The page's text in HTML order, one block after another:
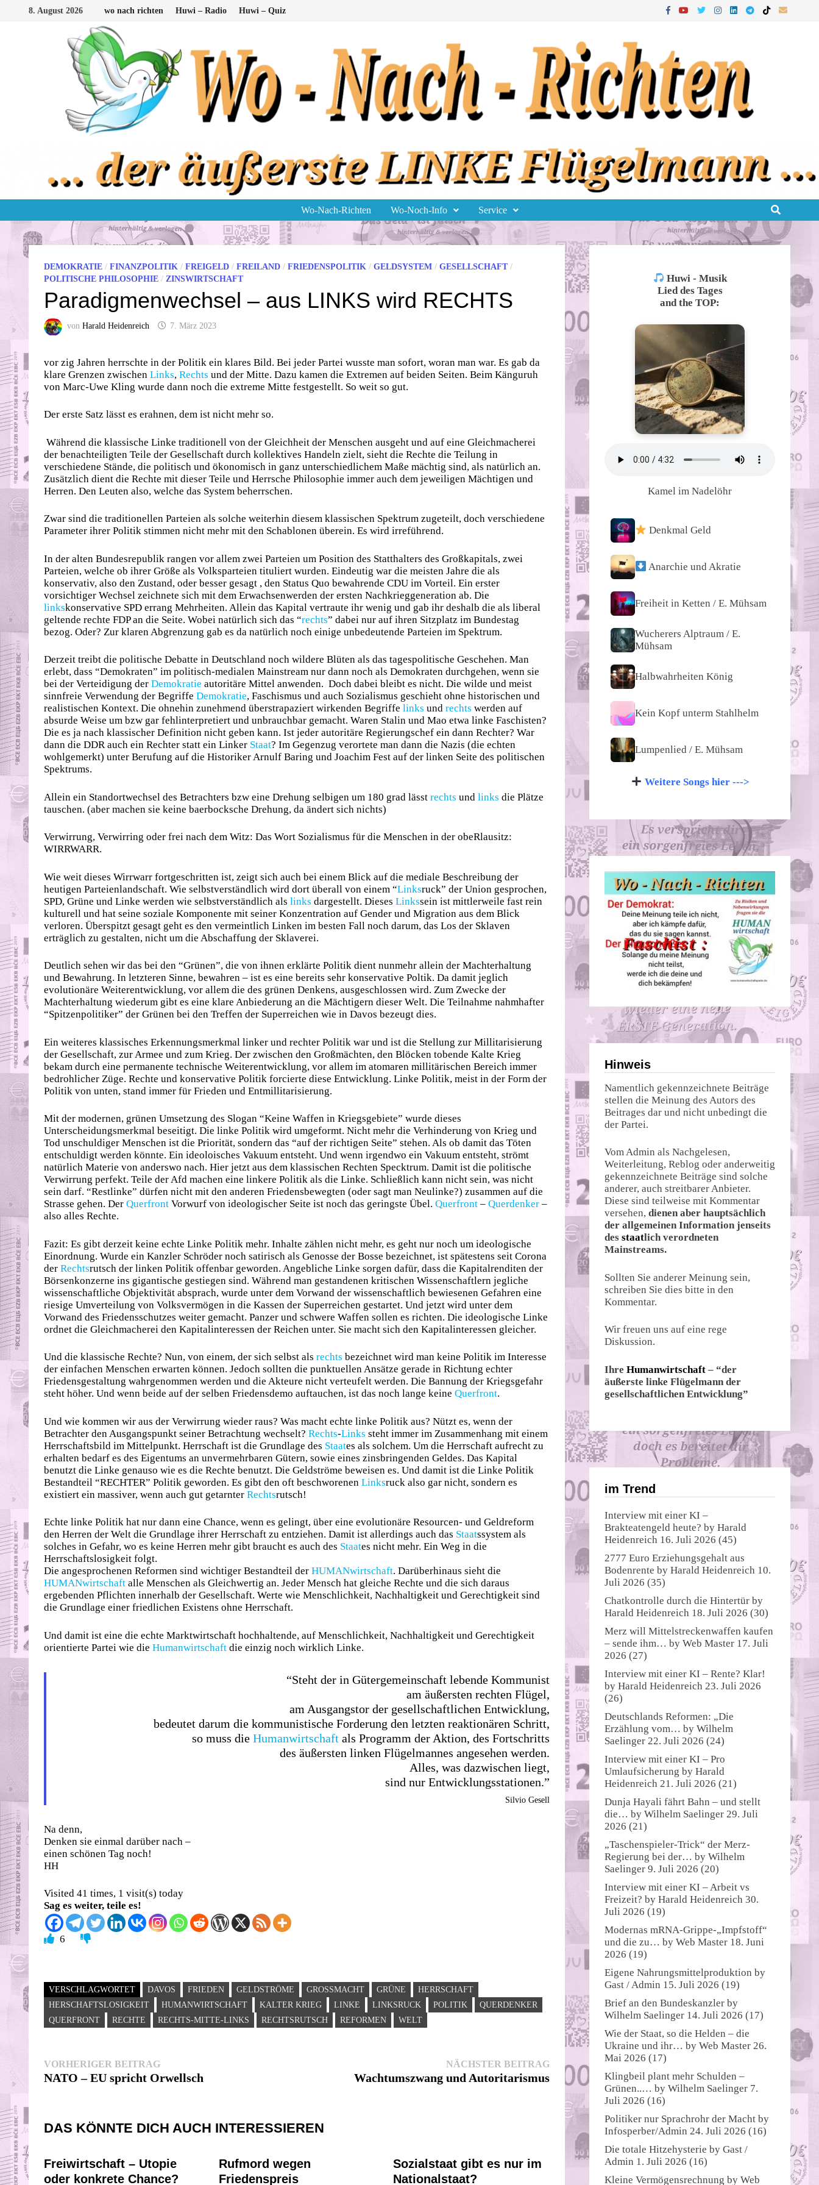
8. August 2026 wo nach richten Huwi – Radio Huwi – Quiz
Wo-Nach-Richten Wo-Noch-Info Service
DEMOKRATIE / FINANZPOLITIK / FREIGELD / FREILAND / FRIEDENSPOLITIK / GELDSYSTEM / GESELLSCHAFT/
POLITISCHE PHILOSOPHIE / ZINSWIRTSCHAFT
Paradigmenwechsel – aus LINKS wird RECHTS
von Harald Heidenreich 7. März 2023
vor zig Jahren herrschte in der Politik ein klares Bild. Bei jeder Partei wusste man sofort, woran man war. Es gab da
klare Grenzen zwischen Links, Rechts und der Mitte. Dazu kamen die Extremen auf beiden Seiten. Beim Känguruh
von Marc-Uwe Kling wurde dann noch die extreme Mitte festgestellt. So weit so gut.
Der erste Satz lässt es erahnen, dem ist nicht mehr so.
Während die klassische Linke traditionell von der Gleichheit der Menschen ausgeht und auf eine Gleichmacherei
der benachteiligten Teile der Gesellschaft durch kollektives Handeln zielt, sieht die Rechte die Teilung in
verschiedene Stände, die politisch und ökonomisch in ganz unterschiedlichem Maße mächtig sind, als natürlich an.
Zusätzlich dient die Rechte mit dieser Teile und Herrsche Philosophie immer auch dem jeweiligen Mächtigen und
Herren. Den Leuten also, welche das System beherrschen.
Zwar sind die traditionellen Parteien als solche weiterhin diesem klassischen Spektrum zugeteilt, doch verschiedene
Parameter ihrer Politik stimmen nicht mehr mit den Schablonen überein. Es wird irreführend.
In der alten Bundesrepublik rangen vor allem zwei Parteien um Position des Statthalters des Großkapitals, zwei
Parteien, welche ob ihrer Größe als Volksparteien tituliert wurden. Eindeutig war die meisten Jahre die als
konservativ, also den Zustand, oder besser gesagt , den Status Quo bewahrende CDU im Vorteil. Ein erster
vorsichtiger Wechsel zeichnete sich mit dem Erwachsenwerden der ersten Nachkrieggeneration ab. Die
linkskonservative SPD errang Mehrheiten. Allein das Kapital vertraute ihr wenig und gab ihr deshalb die als liberal
geltende rechte FDP an die Seite. Wobei natürlich sich das “rechts” dabei nur auf ihren Sitzplatz im Bundestag
bezog. Oder? Zur klaren Abgrenzung gab es da natürlich noch einige unbedeutende Parteien im Spektrum.
Derzeit treibt die politische Debatte in Deutschland noch wildere Blüten als das tagespolitische Geschehen. Man
erlebt, dass “Demokraten” im politisch-medialen Mainstream nur dann noch als Demokraten durchgehen, wenn sie
bei der Verteidigung der Demokratie autoritäre Mittel anwenden. Doch dabei bleibt es nicht. Die wilde und meist
sinnfreie Verwendung der Begriffe Demokratie, Faschismus und auch Sozialismus geschieht ohne historischen und
realistischen Kontext. Die ohnehin zunehmend überstrapaziert wirkenden Begriffe links und rechts werden auf
absurde Weise um bzw gar fehlinterpretiert und unbrauchbar gemacht. Waren Stalin und Mao etwa linke Faschisten?
Die es ja nach klassischer Definition nicht geben kann. Ist jeder autoritäre Regierungschef ein dann Rechter? War
dann die DDR auch ein Rechter statt ein Linker Staat? Im Gegenzug verortete man dann die Nazis (die echten
wohlgemerkt) unter Berufung auf die Historiker Arnulf Baring und Joachim Fest auf der linken Seite des politischen
Spektrums.
Allein ein Standortwechsel des Betrachters bzw eine Drehung selbigen um 180 grad lässt rechts und links die Plätze
tauschen. (aber machen sie keine baerbocksche Drehung, da ändert sich nichts)
Verwirrung, Verwirring oder frei nach dem Witz: Das Wort Sozialismus für die Menschen in der obeRlausitz:
WIRRWARR.
Wie weit dieses Wirrwarr fortgeschritten ist, zeigt sich auch bei einem Blick auf die mediale Beschreibung der
heutigen Parteienlandschaft. Wie selbstverständlich wird dort überall von einem “Linksruck” der Union gesprochen,
SPD, Grüne und Linke werden wie selbstverständlich als links dargestellt. Dieses Linkssein ist mittlerweile fast rein
kulturell und hat seine soziale Komponente mit seiner Konzentration auf Gender und Migration aus dem Blick
verloren. Überspitzt gesagt geht es den vermeintlich Linken im besten Fall noch darum, das Los der Sklaven
erträglich zu gestalten, nicht um die Abschaffung der Sklaverei.
Deutlich sehen wir das bei den “Grünen”, die von ihnen erklärte Politik dient nunmehr allein der Machterhaltung
und Bewahrung. In letzteren Sinne, bewahren – ist es eine bereits sehr konservative Poltik. Da damit jeglich
evolutionäre Weiterentwicklung, vor allem die des grünen Denkens, ausgeschlossen wird. Zum Zwecke der
Machterhaltung wiederum gibt es eine klare Anbiederung an die Mächtigern dieser Welt. Die Teilnahme nahmhafter
“Spitzenpolitiker” der Grünen bei den Treffen der Superreichen wie in Davos bezeugt dies.
Ein weiteres klassisches Erkennungsmerkmal linker und rechter Politik war und ist die Stellung zur Millitarisierung
der Gesellschaft, zur Armee und zum Krieg. Der zwischen den Großmächten, den Blöcken tobende Kalte Krieg
bekam durch eine permanente technische Weiterentwicklung, vor allem im atomaren millitärischen Bereich immer
bedrohlicher Züge. Rechte und konservative Politik forcierte diese Entwicklung. Linke Politik, meist in der Form der
Politik von unten, stand immer für Frieden und Entmillitarisierung.
Mit der modernen, grünen Umsetzung des Slogan “Keine Waffen in Kriegsgebiete” wurde dieses
Unterscheidungsmerkmal beseitigt. Die linke Politik wird umgeformt. Nicht mehr die Verhinderung von Krieg und
Tod unschuldiger Menschen ist die Priorität, sondern das “auf der richtigen Seite” stehen. Als ob damit das Töten
entschuldigt werden könnte. Ein ideoloisches Vakuum entsteht. Und wenn irgendwo ein Vakuum entsteht, strömt
natürlich Materie von anderswo nach. Hier jetzt aus dem klassischen Rechten Specktrum. Damit ist die politische
Verwirrung perfekt. Teile der Afd machen eine linkere Politik als die Linke. Schließlich kann nicht sein, was nicht
sein darf. “Restlinke” dürfen nicht mit den anderen Friedensbewegten (oder sagt man Neulinke?) zusammen auf die
Strasse gehen. Der Querfront Vorwurf von ideologischer Seite ist noch das geringste Übel. Querfront – Querdenker –
also alles Rechte.
Fazit: Es gibt derzeit keine echte Linke Politik mehr. Inhalte zählen nicht mehr, es geht nur noch um ideologische
Einordnung. Wurde ein Kanzler Schröder noch satirisch als Genosse der Bosse bezeichnet, ist spätestens seit Corona
der Rechtsrutsch der linken Politik offenbar geworden. Angebliche Linke sorgen dafür, dass die Kapitalrenditen der
Börsenkonzerne ins gigantische gestiegen sind. Während man gestandenen kritischen Wissenschaftlern jegliche
wissenschaftliche Objektivität absprach, wurde unter dem Vorwand der wissenschaftlich bewiesenen Gefahren eine
riesige Umverteilung von Volksvermögen in die Kassen der Superreichen gestartet. Und jetzt wird unter dem
Vorwand des Friedensschutzes weiter gemacht. Panzer und schwere Waffen sollen es richten. Die ideologische Linke
ordnet die Gleichmacherei den Kapitalinteressen der Reichen unter. Sie macht sich den Kapitalinteressen gleicher.
Und die klassische Rechte? Nun, von einem, der sich selbst als rechts bezeichnet wird man keine Politik im Interesse
der einfachen Menschen erwarten können. Jedoch sollten die punktuellen Ansätze gerade in Richtung echter
Friedensgestaltung wahrgenommen werden und die Akteure nicht verteufelt werden. Die Bannung der Kriegsgefahr
steht höher. Und wenn beide auf der selben Friedensdemo auftauchen, ist das noch lange keine Querfront.
Und wie kommen wir aus der Verwirrung wieder raus? Was macht echte linke Politik aus? Nützt es, wenn der
Betrachter den Ausgangspunkt seiner Betrachtung wechselt? Rechts-Links steht immer im Zusammenhang mit einem
Herrschaftsbild im Mittelpunkt. Herrschaft ist die Grundlage des Staates als solchem. Um die Herrschaft aufrecht zu
erhalten bedarf es des Eigentums an unvermehrbaren Gütern, sowie eines zinsbringenden Geldes. Das Kapital
benutzt die Linke genauso wie es die Rechte benutzt. Die Geldströme beweisen es. Und damit ist die Linke Politik
Bestandteil “RECHTER” Politik geworden. Es gibt den oft beschworenen Linksruck also gar nicht, sondern es
existiert ein massiver, wenn auch gut getarnter Rechtsrutsch!
Echte linke Politik hat nur dann eine Chance, wenn es gelingt, über eine evolutionäre Resourcen- und Geldreform
den Herren der Welt die Grundlage ihrer Herrschaft zu entziehen. Damit ist allerdings auch das Staatssystem als
solches in Gefahr, wo es keine Herren mehr gibt braucht es auch des Staates nicht mehr. Ein Weg in die
Herrschaftslosigkeit folgt.
Die angesprochenen Reformen sind wichtiger Bestandteil der HUMANwirtschaft. Darüberhinaus sieht die
HUMANwirtschaft alle Menschen als Gleichwertig an. Jeder Mensch hat gleiche Rechte und die sich daraus
ergebenden Pflichten innerhalb der Gesellschaft. Werte wie Menschlichkeit, Nachhaltigkeit und Gerechtigkeit sind
die Grundlage einer friedlichen Existens ohne Herrschaft.
Und damit ist eine die echte Marktwirtschaft hochhaltende, auf Menschlichkeit, Nachhaltigkeit und Gerechtigkeit
orientierte Partei wie die Humanwirtschaft die einzig noch wirklich Linke.
“Steht der in Gütergemeinschaft lebende Kommunist
am äußersten rechten Flügel,
am Ausgangstor der gesellschaftlichen Entwicklung,
bedeutet darum die kommunistische Forderung den letzten reaktionären Schritt,
so muss die Humanwirtschaft als Programm der Aktion, des Fortschritts
des äußersten linken Flügelmannes angesehen werden.
Alles, was dazwischen liegt,
sind nur Entwicklungsstationen.”
Silvio Gesell
Na denn,
Denken sie einmal darüber nach –
einen schönen Tag noch!
HH
Visited 41 times, 1 visit(s) today
Sag es weiter, teile es!
6
VERSCHLAGWORTET DAVOS FRIEDEN GELDSTRÖME GROSSMACHT GRÜNE
HERRSCHAFT
HERSCHAFTSLOSIGKEIT
HUMANWIRTSCHAFT KALTER KRIEG LINKE LINKSRUCK POLITIK
QUERDENKER
QUERFRONT
RECHTE RECHTS-MITTE-LINKS RECHTSRUTSCH REFORMEN WELT
Beitragsnavigation
VORHERIGER BEITRAGVorheriger
Beitrag:
NATO – EU spricht Orwellsch
NÄCHSTER BEITRAGNächster
Beitrag:
Wachtumszwang und Autoritarismus
DAS KÖNNTE DICH AUCH INTERESSIEREN
Freiwirtschaft – Utopie
oder konkrete Chance?
Rufmord wegen
Friedenspreis
Sozialstaat gibt es nur im
Nationalstaat?
Huwi - Musik
Lied des Tages
and the TOP:
Kamel im Nadelöhr
Denkmal Geld
Anarchie und Akratie
Freiheit in Ketten / E. Mühsam
Wucherers Alptraum / E.
Mühsam
Halbwahrheiten König
Kein Kopf unterm Stahlhelm
Lumpenlied / E. Mühsam
Weitere Songs hier --->
Hinweis
Namentlich gekennzeichnete Beiträge
stellen die Meinung des Autors des
Beitrages dar und nicht unbedingt die
der Partei.
Vom Admin als Nachgelesen,
Weiterleitung, Reblog oder anderweitig
gekennzeichnete Beiträge sind solche
anderer, auch streitbarer Anbieter.
Diese sind teilweise mit Kommentar
versehen, dienen aber hauptsächlich
der allgemeinen Information jenseits
des staatlich verordneten
Mainstreams.
Sollten Sie anderer Meinung sein,
schreiben Sie dies bitte in den
Kommentar.
Wir freuen uns auf eine rege
Diskussion.
Ihre Humanwirtschaft – “der
äußerste linke Flügelmann der
gesellschaftlichen Entwicklung”
im Trend
Interview mit einer KI –
Brakteatengeld heute? by Harald
Heidenreich 16. Juli 2026 (45)
2777 Euro Erziehungsgehalt aus
Bodenrente by Harald Heidenreich 10.
Juli 2026 (35)
Chatkontrolle durch die Hintertür by
Harald Heidenreich 18. Juli 2026 (30)
Merz will Mittelstreckenwaffen kaufen
– sende ihm… by Web Master 17. Juli
2026 (27)
Interview mit einer KI – Rente? Klar!
by Harald Heidenreich 23. Juli 2026
(26)
Deutschlands Reformen: „Die
Erzählung vom… by Wilhelm
Saelinger 22. Juli 2026 (24)
Interview mit einer KI – Pro
Umlaufsicherung by Harald
Heidenreich 21. Juli 2026 (21)
Dunja Hayali fährt Bahn – und stellt
die… by Wilhelm Saelinger 29. Juli
2026 (21)
„Taschenspieler-Trick“ der Merz-
Regierung bei der… by Wilhelm
Saelinger 9. Juli 2026 (20)
Interview mit einer KI – Arbeit vs
Freizeit? by Harald Heidenreich 30.
Juli 2026 (19)
Modernas mRNA-Grippe-„Impfstoff“
und die zu… by Web Master 18. Juni
2026 (19)
Eigene Nahrungsmittelproduktion by
Gast / Admin 15. Juli 2026 (19)
Brief an den Bundeskanzler by
Wilhelm Saelinger 14. Juli 2026 (17)
Wie der Staat, so die Helden – die
Ukraine und ihr… by Web Master 26.
Mai 2026 (17)
Klingbeil plant mehr Schulden –
Grünen..… by Wilhelm Saelinger 7.
Juli 2026 (16)
Politiker nur Sprachrohr der Macht by
Infosperber/Admin 24. Juli 2026 (16)
Die totale Hitzehysterie by Gast /
Admin 1. Juli 2026 (16)
Kleine Vermögensrechnung by Web